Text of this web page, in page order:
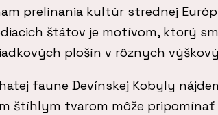
prelínania kultúr strednej
štátov je motívom, ktorý
plošín v rôznych
faune Devínskej Kobyly
štíhlym tvarom môže